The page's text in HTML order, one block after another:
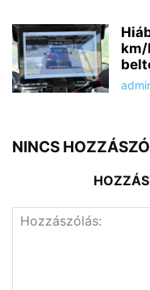
NINCS